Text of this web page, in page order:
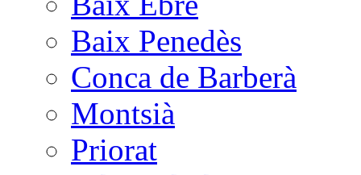
Baix Penedès
Conca de Barberà
Montsià
Priorat